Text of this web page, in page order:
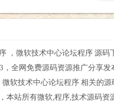
，微软技术中心论坛程序 源
全网免费源码资源推广分享发
软技术中心论坛程序 相关的
本站所有微软,程序,技术源码资